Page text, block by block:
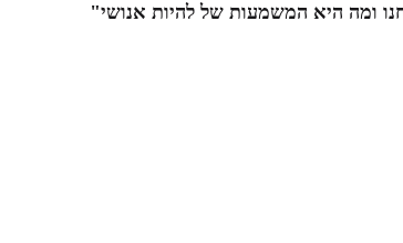
ומה היא המשמעות של להיות אנושי"